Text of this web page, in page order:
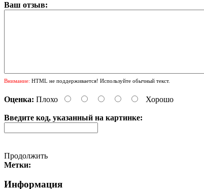
Ваш отзыв:
Внимание: HTML не поддерживается! Используйте обычный текст.
Оценка: Плохо Хорошо
Введите код, указанный на картинке:
Продолжить
Метки:
Информация